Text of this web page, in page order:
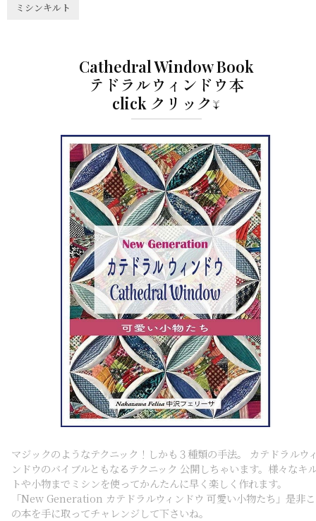
ミシンキルト
Cathedral Window Book
テドラルウィンドウ本
click クリック↓
マジックのようなテクニック！しかも３種類の手法。 カテドラルウ
ンドウのバイブルともなるテクニック 公開しちゃいます。様々なキ
トや小物までミシンを使ってかんたんに早く楽しく作れます。
「New Generation カテドラルウィンドウ 可愛い小物たち」是非こ
の本を手に取ってチャレンジして下さいね。